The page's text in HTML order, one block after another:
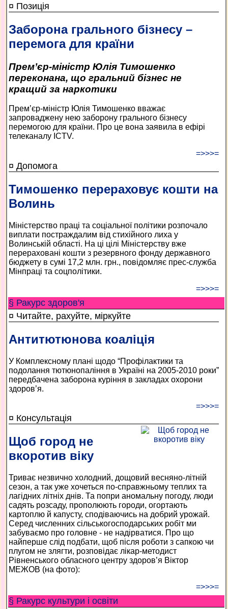
¤ Позиція
Заборона грального бізнесу –
перемога для країни
Прем’єр-міністр Юлія Тимошенко
переконана, що гральний бізнес не
кращий за наркотики
Прем’єр-міністр Юлія Тимошенко вважає
запроваджену нею заборону грального бізнесу
перемогою для країни. Про це вона заявила в ефірі
телеканалу ICTV.
=>>>=
¤ Допомога
Тимошенко перераховує кошти на
Волинь
Міністерство праці та соціальної політики розпочало
виплати постраждалим від стихійного лиха у
Волинській області. На ці цілі Міністерству вже
перераховані кошти з резервного фонду державного
бюджету в сумі 17,2 млн. грн., повідомляє прес-служба
Мінпраці та соцполітики.
=>>>=
§ Ракурс здоров'я
¤ Читайте, рахуйте, міркуйте
Антитютюнова коаліція
У Комплексному плані щодо “Профілактики та
подолання тютюнопаління в Україні на 2005-2010 роки”
передбачена заборона куріння в закладах охорони
здоров’я.
=>>>=
¤ Консультація
Щоб город не
вкоротив віку
Триває незвично холодний, дощовий весняно-літній
сезон, а так уже хочеться по-справжньому теплих та
лагідних літніх днів. Та попри аномальну погоду, люди
садять розсаду, прополюють городи, огортають
картоплю й капусту, сподіваючись на добрий урожай.
Серед численних сільськогосподарських робіт ми
забуваємо про головне - не надірватися. Про що
найперше слід подбати, щоб після роботи з сапкою чи
плугом не злягти, розповідає лікар-методист
Рівненського обласного центру здоров’я Віктор
МЕЖОВ (на фото):
=>>>=
§ Ракурс культури і освіти